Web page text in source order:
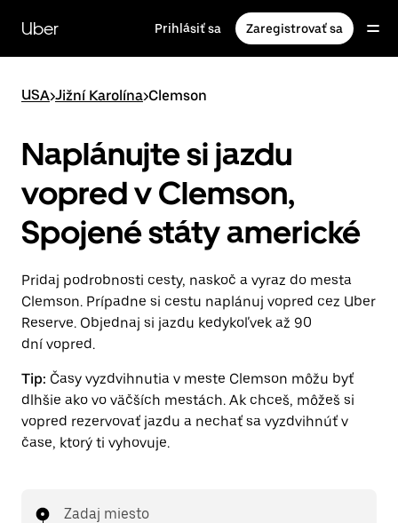
hlavný
obsah
Uber Prihlásiť sa Zaregistrovať sa
USA>Jižní Karolína>Clemson
Naplánujte si jazdu
vopred v Clemson,
Spojené státy americké
Pridaj podrobnosti cesty, naskoč a vyraz do mesta
Clemson. Prípadne si cestu naplánuj vopred cez Uber
Reserve. Objednaj si jazdu kedykoľvek až 90
dní vopred.
Tip: Časy vyzdvihnutia v meste Clemson môžu byť
dlhšie ako vo väčších mestách. Ak chceš, môžeš si
vopred rezervovať jazdu a nechať sa vyzdvihnúť v
čase, ktorý ti vyhovuje.
Zadaj miesto